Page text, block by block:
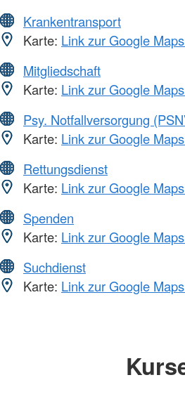
Krankentransport
Karte: Link zur Google
Mitgliedschaft
Karte: Link zur Google
Psy. Notfallversorgung
Karte: Link zur Google
Rettungsdienst
Karte: Link zur Google
Spenden
Karte: Link zur Google
Suchdienst
Karte: Link zur Google